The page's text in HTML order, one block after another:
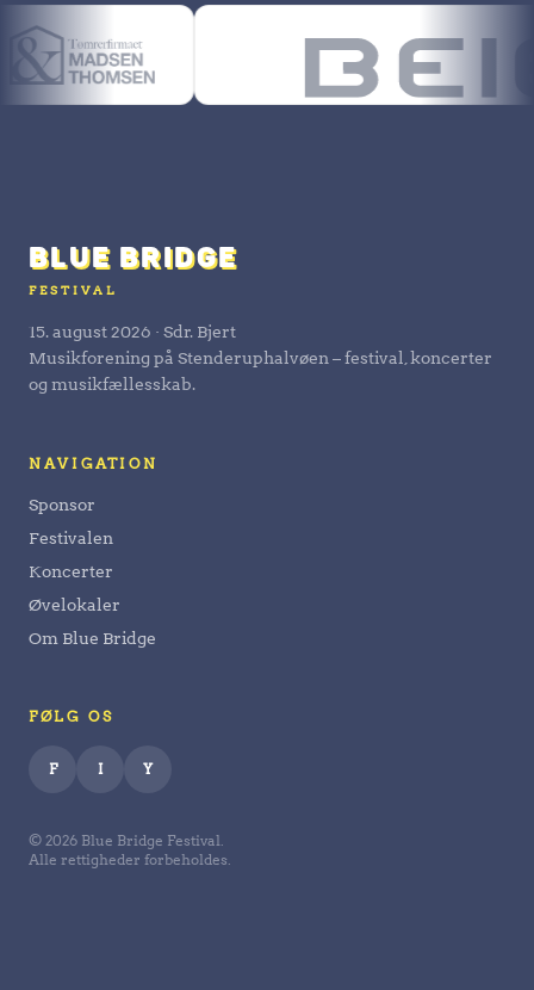
BLUE BRIDGE
FESTIVAL
15. august 2026 · Sdr. Bjert
Musikforening på Stenderuphalvøen – festival, koncerter
og musikfællesskab.
NAVIGATION
Sponsor
Festivalen
Koncerter
Øvelokaler
Om Blue Bridge
FØLG OS
F I Y
© 2026 Blue Bridge Festival.
Alle rettigheder forbeholdes.